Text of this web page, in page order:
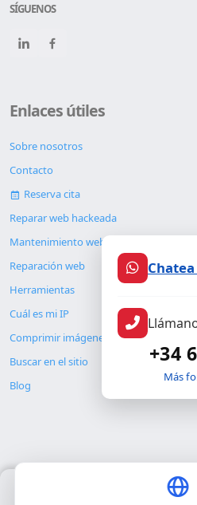
SÍGUENOS
Enlaces útiles
Sobre nosotros
Contacto
Reserva cita
Reparar web hackeada
Mantenimiento web
Reparación web
Herramientas
Cuál es mi IP
Comprimir imágenes
Buscar en el sitio
Blog
© Copyright 2026. ALMC
Usamos únicamente cookies
+34
Más